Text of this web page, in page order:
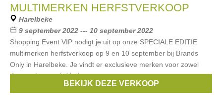
MULTIMERKEN HERFSTVERKOOP
Harelbeke
9 september 2022 --- 10 september 2022
Shopping Event VIP nodigt je uit op onze SPECIALE EDITIE
multimerken herfstverkoop op 9 en 10 september bij Brands
Only in Harelbeke. Je vindt er exclusieve merken voor zowel
dames, heren als kinderen
Armani,Liu Jo,Gant ,Replay,Calvin Klein
BEKIJK DEZE VERKOOP